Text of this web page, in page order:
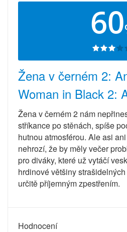
60
Žena v černém 2:
Woman in Black 2:
Žena v černém 2 nám
stříkance po stěnách, spíše
hutnou atmosférou. Ale asi
nehrozí, že by měly večer
pro diváky, které už vytáčí
hrdinové většiny
určitě příjemným zpestřením.
Hodnocení